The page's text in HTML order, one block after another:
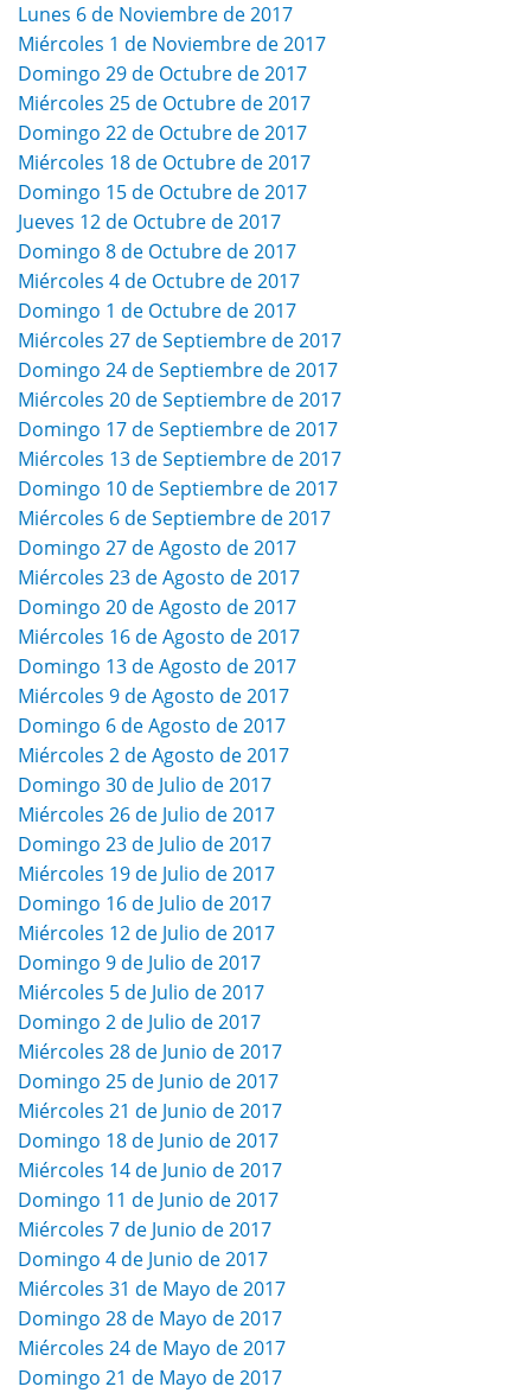
Lunes 6 de Noviembre de 2017
Miércoles 1 de Noviembre de 2017
Domingo 29 de Octubre de 2017
Miércoles 25 de Octubre de 2017
Domingo 22 de Octubre de 2017
Miércoles 18 de Octubre de 2017
Domingo 15 de Octubre de 2017
Jueves 12 de Octubre de 2017
Domingo 8 de Octubre de 2017
Miércoles 4 de Octubre de 2017
Domingo 1 de Octubre de 2017
Miércoles 27 de Septiembre de 2017
Domingo 24 de Septiembre de 2017
Miércoles 20 de Septiembre de 2017
Domingo 17 de Septiembre de 2017
Miércoles 13 de Septiembre de 2017
Domingo 10 de Septiembre de 2017
Miércoles 6 de Septiembre de 2017
Domingo 27 de Agosto de 2017
Miércoles 23 de Agosto de 2017
Domingo 20 de Agosto de 2017
Miércoles 16 de Agosto de 2017
Domingo 13 de Agosto de 2017
Miércoles 9 de Agosto de 2017
Domingo 6 de Agosto de 2017
Miércoles 2 de Agosto de 2017
Domingo 30 de Julio de 2017
Miércoles 26 de Julio de 2017
Domingo 23 de Julio de 2017
Miércoles 19 de Julio de 2017
Domingo 16 de Julio de 2017
Miércoles 12 de Julio de 2017
Domingo 9 de Julio de 2017
Miércoles 5 de Julio de 2017
Domingo 2 de Julio de 2017
Miércoles 28 de Junio de 2017
Domingo 25 de Junio de 2017
Miércoles 21 de Junio de 2017
Domingo 18 de Junio de 2017
Miércoles 14 de Junio de 2017
Domingo 11 de Junio de 2017
Miércoles 7 de Junio de 2017
Domingo 4 de Junio de 2017
Miércoles 31 de Mayo de 2017
Domingo 28 de Mayo de 2017
Miércoles 24 de Mayo de 2017
Domingo 21 de Mayo de 2017